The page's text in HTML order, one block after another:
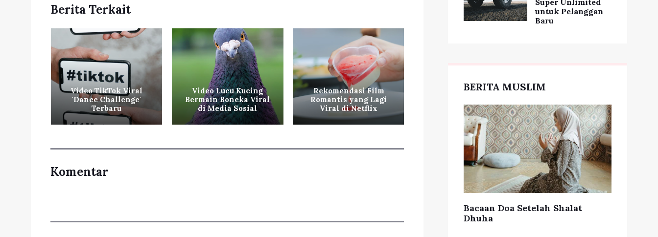
Berita Terkait
Video TikTok Viral
'Dance Challenge'
Terbaru
Video Lucu Kucing
Bermain Boneka Viral
di Media Sosial
Rekomendasi Film
Romantis yang Lagi
Viral di Netflix
Video TikTok Viral
Terbaru
di Media Sosial
Komentar
Super Unlimited
untuk Pelanggan
Baru
BERITA MUSLIM
Bacaan Doa Setelah Shalat
Dhuha